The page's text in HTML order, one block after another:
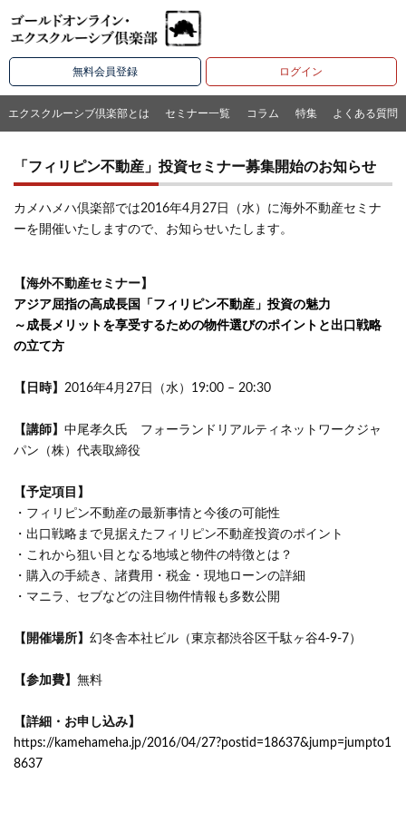
無料会員登録 ログイン
エクスクルーシブ倶楽部とは セミナー一覧 コラム 特集 よくある質問
「フィリピン不動産」投資セミナー募集開始のお知らせ
カメハメハ倶楽部では2016年4月27日（水）に海外不動産セミナ
ーを開催いたしますので、お知らせいたします。
【海外不動産セミナー】
アジア屈指の高成長国「フィリピン不動産」投資の魅力
～成長メリットを享受するための物件選びのポイントと出口戦略
の立て方
【日時】 2016年4月27日（水）19:00 – 20:30
【講師】 中尾孝久氏 フォーランドリアルティネットワークジャ
パン（株）代表取締役
【予定項目】
・フィリピン不動産の最新事情と今後の可能性
・出口戦略まで見据えたフィリピン不動産投資のポイント
・これから狙い目となる地域と物件の特徴とは？
・購入の手続き、諸費用・税金・現地ローンの詳細
・マニラ、セブなどの注目物件情報も多数公開
【開催場所】 幻冬舎本社ビル（東京都渋谷区千駄ヶ谷4-9-7）
【参加費】 無料
【詳細・お申し込み】
https://kamehameha.jp/2016/04/27?postid=18637&jump=jumpto1
8637